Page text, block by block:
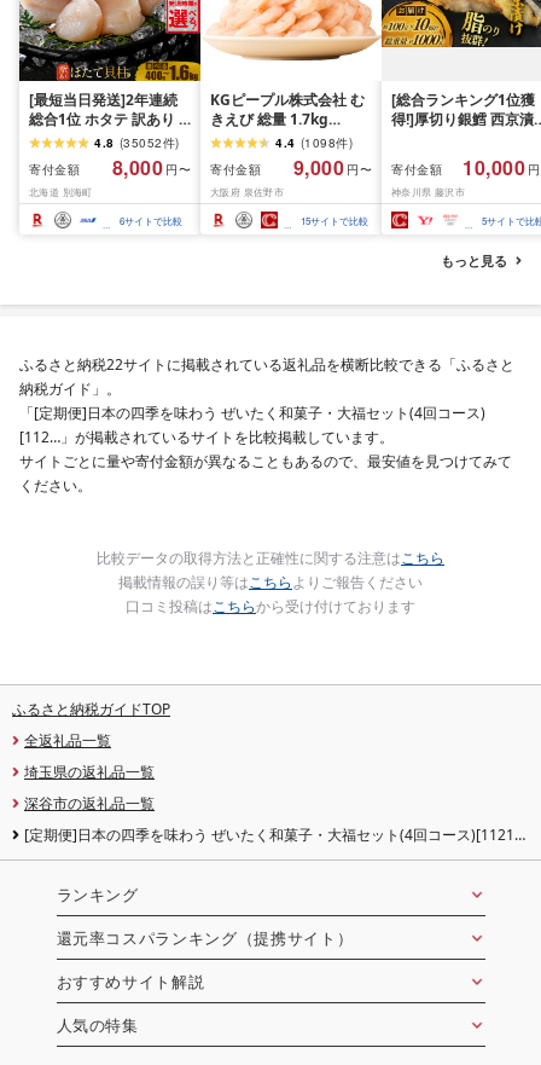
[最短当日発送]2年連続
総合1位 ホタテ 訳あり (
ふるさと納税 ほたて ふ
るさと納税 訳あり 帆立
ふるさと わけあり ホタ
テ貝柱 貝 人気 不揃い 刺
身 規格外 魚介 ランキン
グ 海鮮 冷凍 発送時期が
4.8 (35052件)
寄付金額
8,000 円〜
北海道 別海町
6サイトで比較
KGピープル株式会社 む
きえび 総量 1.7kg
(850g×2P) 特大 5Lサイ
ズ バナメイエビ バラ凍
結 下処理不要 サイズ不
揃い 訳あり
4.4 (1098件)
寄付金額
9,000 円〜
大阪府 泉佐野市
15サイトで比較
[総合ランキング1位獲
得!]厚切り銀鱈 西京漬
約 1,000g (約 100g ×
切) 西京味噌 西京みそ
噌漬け みそ 味噌 鮮魚
介 銀だら 銀ダラ ギン
ラ ぎんだら 鱈 タラ 魚
西京焼き 西京漬 西京
き 冷凍 厳選 鮮魚 漬け
礼品 おかず おつまみ
南 藤沢
寄付金額 10,000
神奈川県 藤沢市
5サイトで比
もっと見る
ふるさと納税22サイトに掲載されている返礼品を横断比較できる「ふるさと
納税ガイド」。
「[定期便]日本の四季を味わう ぜいたく和菓子・大福セット(4回コース)
[112…」が掲載されているサイトを比較掲載しています。
サイトごとに量や寄付金額が異なることもあるので、最安値を見つけてみて
ください。
比較データの取得方法と正確性に関する注意はこちら
掲載情報の誤り等はこちらよりご報告ください
口コミ投稿はこちらから受け付けております
ふるさと納税ガイドTOP
全返礼品一覧
埼玉県の返礼品一覧
深谷市の返礼品一覧
[定期便]日本の四季を味わう ぜいたく和菓子・大福セット(4回コース)[11218-
ランキング
還元率コスパランキング（提携サイト）
おすすめサイト解説
人気の特集